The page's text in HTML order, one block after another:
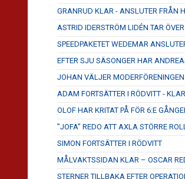
GRANRUD KLAR - ANSLUTER FRÅN
ASTRID IDERSTRÖM LIDÉN TAR
SPEEDPAKETET WEDEMAR
EFTER SJU SÄSONGER HAR
JOHAN VÄLJER MODERFÖRENINGEN
ADAM FORTSÄTTER I RÖDVITT -
OLOF HAR KRITAT PÅ FÖR 6:E
”JOFA” REDO ATT AXLA STÖRRE
SIMON FORTSÄTTER I RÖDVITT
MÅLVAKTSSIDAN KLAR – OSCAR
STERNER TILLBAKA EFTER